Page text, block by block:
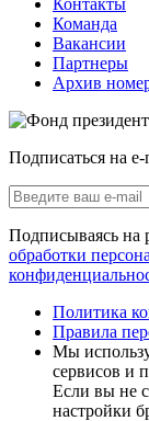
Контакты
Команда
Вакансии
Партнеры
Архив
Подписаться на
Подписываясь на
обработки
Политика
Правила
Мы
сервисов и
Если вы не
настройки